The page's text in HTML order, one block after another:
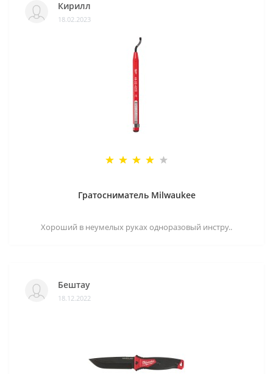
Кирилл
18.02.2023
Гратосниматель Milwaukee
Хороший в неумелых руках одноразовый инстру..
Бештау
18.12.2022